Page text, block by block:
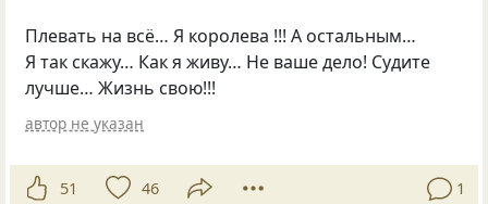
Плевать на всё… Я королева !!! А остальным…
Я так скажу… Как я живу… Не ваше дело! Судите
лучше… Жизнь свою!!!
автор не указан
51 46 1